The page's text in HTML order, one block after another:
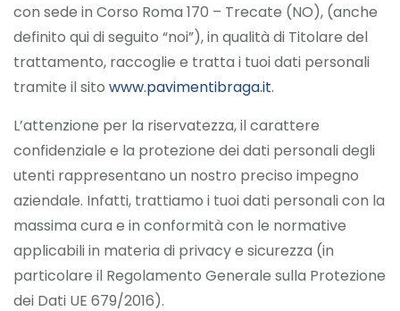
con sede in Corso Roma 170 – Trecate (NO), (anche
definito qui di seguito “noi”), in qualità di Titolare del
trattamento, raccoglie e tratta i tuoi dati personali
tramite il sito www.pavimentibraga.it.
L’attenzione per la riservatezza, il carattere
confidenziale e la protezione dei dati personali degli
utenti rappresentano un nostro preciso impegno
aziendale. Infatti, trattiamo i tuoi dati personali con la
massima cura e in conformità con le normative
applicabili in materia di privacy e sicurezza (in
particolare il Regolamento Generale sulla Protezione
dei Dati UE 679/2016).